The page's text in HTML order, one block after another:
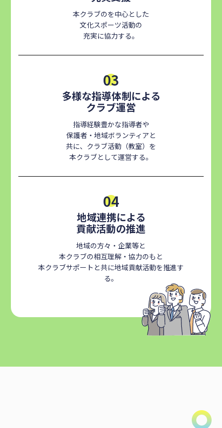
本クラブのを中心とした
文化スポーツ活動の
充実に協力する。
03
多様な指導体制による
クラブ運営
指導経験豊かな指導者や
保護者・地域ボランティアと
共に、クラブ活動（教室）を
本クラブとして運営する。
04
地域連携による
貢献活動の推進
地域の方々・企業等と
本クラブの相互理解・協力のもと
本クラブサポートと共に地域貢献活動を推進す
る。